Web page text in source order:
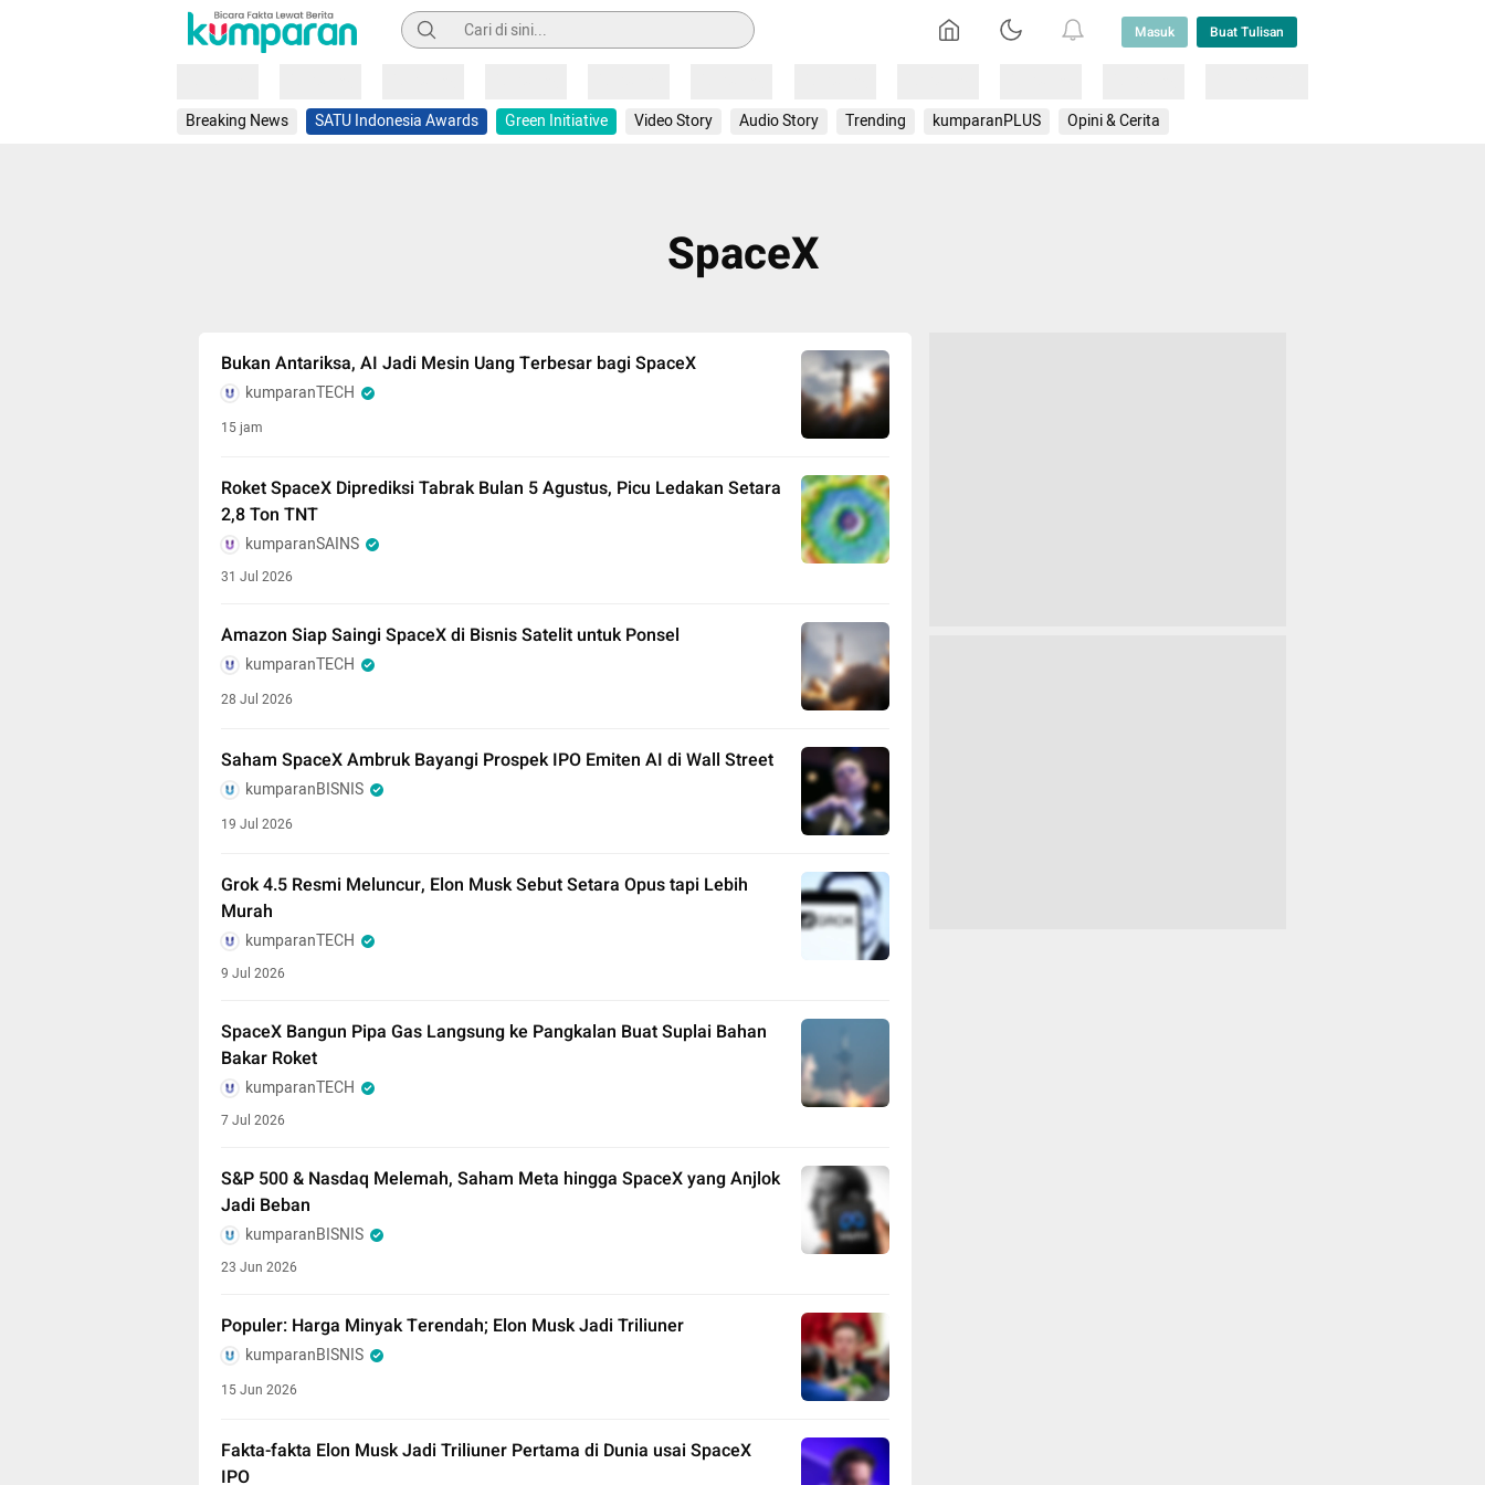
Pencarian Masuk Buat Tulisan
Breaking News SATU Indonesia Awards Green Initiative Video Story Audio Story Trending kumparanPLUS Opini & Cerita
SpaceX
Bukan Antariksa, AI Jadi Mesin Uang Terbesar bagi SpaceX
kumparanTECH
15 jam
Roket SpaceX Diprediksi Tabrak Bulan 5 Agustus, Picu Ledakan Setara
2,8 Ton TNT
kumparanSAINS
31 Jul 2026
Amazon Siap Saingi SpaceX di Bisnis Satelit untuk Ponsel
kumparanTECH
28 Jul 2026
Saham SpaceX Ambruk Bayangi Prospek IPO Emiten AI di Wall Street
kumparanBISNIS
19 Jul 2026
Grok 4.5 Resmi Meluncur, Elon Musk Sebut Setara Opus tapi Lebih
Murah
kumparanTECH
9 Jul 2026
SpaceX Bangun Pipa Gas Langsung ke Pangkalan Buat Suplai Bahan
Bakar Roket
kumparanTECH
7 Jul 2026
S&P 500 & Nasdaq Melemah, Saham Meta hingga SpaceX yang Anjlok
Jadi Beban
kumparanBISNIS
23 Jun 2026
Populer: Harga Minyak Terendah; Elon Musk Jadi Triliuner
kumparanBISNIS
15 Jun 2026
Fakta-fakta Elon Musk Jadi Triliuner Pertama di Dunia usai SpaceX
IPO